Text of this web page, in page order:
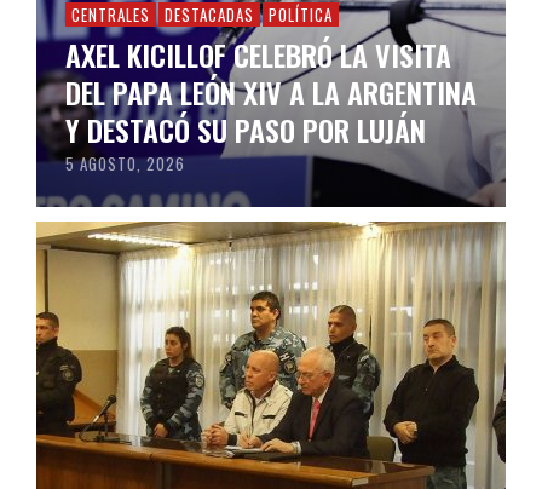
CENTRALES DESTACADAS POLÍTICA
AXEL KICILLOF CELEBRÓ LA VISITA
DEL PAPA LEÓN XIV A LA ARGENTINA
Y DESTACÓ SU PASO POR LUJÁN
5 AGOSTO, 2026